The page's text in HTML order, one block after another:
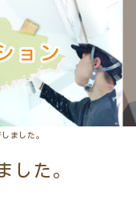
ました。
した。